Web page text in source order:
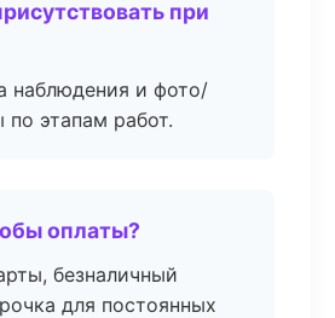
при
наблюдения и фото/
по этапам работ.
оплаты?
безналичный
для постоянных